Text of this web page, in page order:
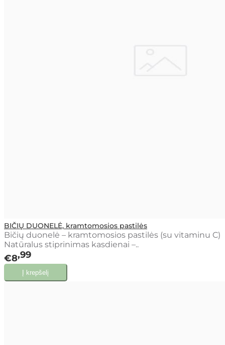
BIČIŲ DUONELĖ, kramtomosios pastilės
Bičių duonelė – kramtomosios pastilės (su vitaminu C)
Natūralus stiprinimas kasdienai –..
€8 99